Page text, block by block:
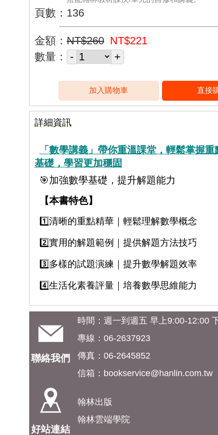
頁數：136
金額： NT$260 NT$221
數量：
詳細資訊
「數學講義」帶你重溫課堂，輕鬆掌握
基礎，學習更加穩固
🎯加強數學基礎，提升解題能力
【本書特色】
1️⃣清晰的重點精華｜輕鬆理解數學概念
2️⃣實用的解題範例｜提供解題方法技巧
3️⃣多樣的試題演練｜提升數學解題效率
4️⃣生活化素養評量｜培養數學思維能力
聯絡我們
時間：週一到週五 早上9:00-12:00
專線：06-2637923
傳真：06-2645852
信箱： bookservice@hanlin.com.tw
好站連結
翰林出版
翰林雲端學院